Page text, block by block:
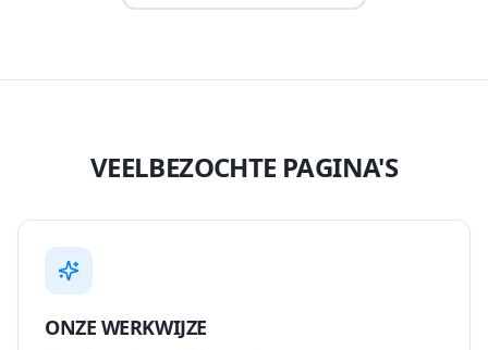
VEELBEZOCHTE PAGINA'S
ONZE WERKWIJZE